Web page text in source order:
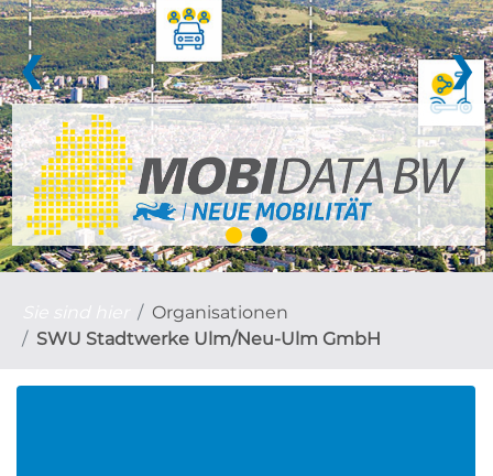
❮ ❯
Organisationen
SWU Stadtwerke Ulm/Neu-Ulm GmbH